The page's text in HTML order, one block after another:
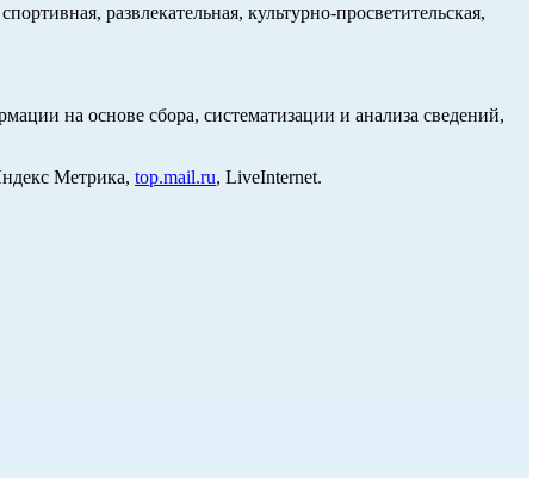
развлекательная, культурно-просветительская,
на основе сбора, систематизации и анализа сведений,
Метрика, top.mail.ru, LiveInternet.